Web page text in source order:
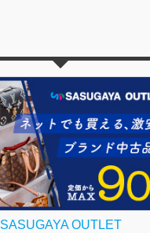
SASUGAYA OUTLET